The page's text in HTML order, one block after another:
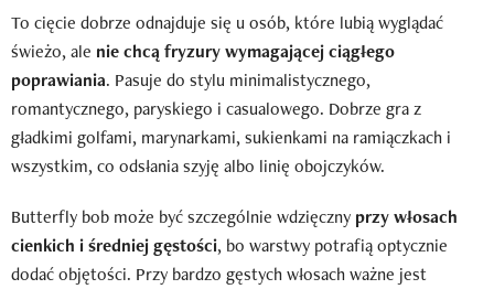
To cięcie dobrze odnajduje się u osób, które lubią wyglądać
świeżo, ale nie chcą fryzury wymagającej ciągłego
poprawiania. Pasuje do stylu minimalistycznego,
romantycznego, paryskiego i casualowego. Dobrze gra z
gładkimi golfami, marynarkami, sukienkami na ramiączkach i
wszystkim, co odsłania szyję albo linię obojczyków.
Butterfly bob może być szczególnie wdzięczny przy włosach
cienkich i średniej gęstości, bo warstwy potrafią optycznie
dodać objętości. Przy bardzo gęstych włosach ważne jest